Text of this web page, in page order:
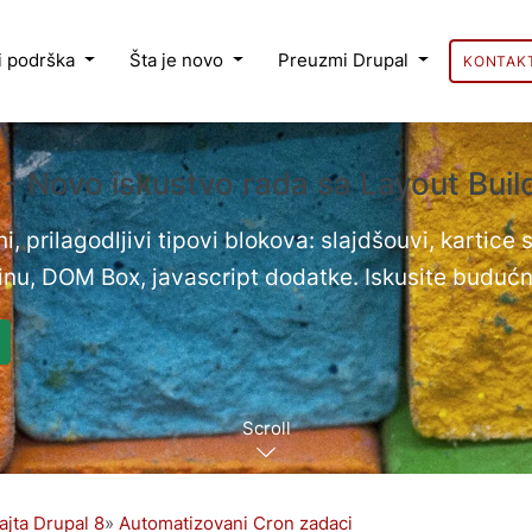
podrška Šta je novo Preuzmi Drupal
iskustvo rada sa Layout
prilagodljivi tipovi blokova: slajdšouvi, kartice
DOM Box, javascript dodatke. Iskusite
Scroll
Drupal 8 Automatizovani Cron zadaci